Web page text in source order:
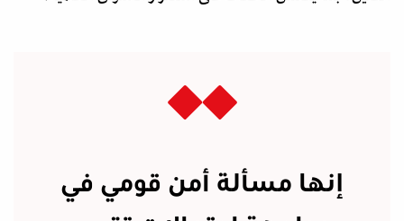
إنها مسألة أمن قومي في